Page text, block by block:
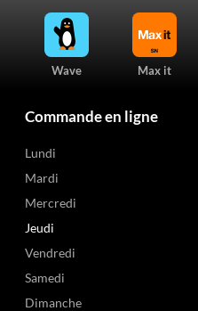
Wave Max it
Commande en ligne
Lundi
Mardi
Mercredi
Jeudi
Vendredi
Samedi
Dimanche